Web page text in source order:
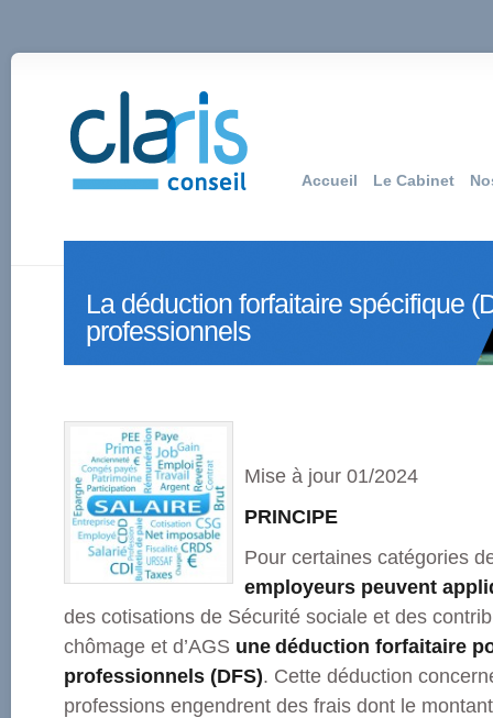
Accueil Le Cabinet
La déduction forfaitaire spécifique
professionnels
Mise à jour 01/2024
PRINCIPE
Pour certaines catégories
employeurs peuvent
des cotisations de Sécurité sociale et des
chômage et d’AGS une déduction forfaitaire
professionnels (DFS). Cette déduction
professions engendrent des frais dont le